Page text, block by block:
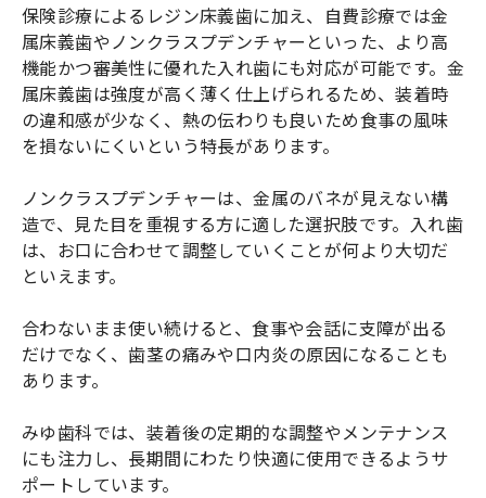
保険診療によるレジン床義歯に加え、自費診療では金
属床義歯やノンクラスプデンチャーといった、より高
機能かつ審美性に優れた入れ歯にも対応が可能です。金
属床義歯は強度が高く薄く仕上げられるため、装着時
の違和感が少なく、熱の伝わりも良いため食事の風味
を損ないにくいという特長があります。
ノンクラスプデンチャーは、金属のバネが見えない構
造で、見た目を重視する方に適した選択肢です。入れ歯
は、お口に合わせて調整していくことが何より大切だ
といえます。
合わないまま使い続けると、食事や会話に支障が出る
だけでなく、歯茎の痛みや口内炎の原因になることも
あります。
みゆ歯科では、装着後の定期的な調整やメンテナンス
にも注力し、長期間にわたり快適に使用できるようサ
ポートしています。